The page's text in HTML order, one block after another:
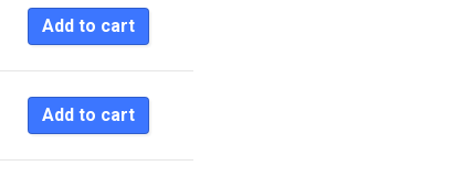
Add to cart
Add to cart